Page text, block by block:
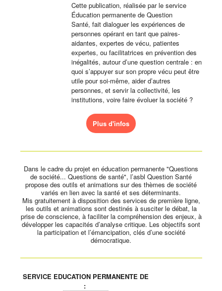
Cette publication, réalisée par le service
Éducation permanente de Question
Santé, fait dialoguer les expériences de
personnes opérant en tant que paires-
aidantes, expertes de vécu, patientes
expertes, ou facilitatrices en prévention des
inégalités, autour d’une question centrale : en
quoi s’appuyer sur son propre vécu peut être
utile pour soi-même, aider d’autres
personnes, et servir la collectivité, les
institutions, voire faire évoluer la société ?
Plus d'infos
Dans le cadre du projet en éducation permanente "Questions
de société... Questions de santé", l’asbl Question Santé
propose des outils et animations sur des thèmes de société
variés en lien avec la santé et ses déterminants.
Mis gratuitement à disposition des services de première ligne,
les outils et animations sont destinés à susciter le débat, la
prise de conscience, à faciliter la compréhension des enjeux, à
développer les capacités d’analyse critique. Les objectifs sont
la participation et l’émancipation, clés d’une société
démocratique.
SERVICE EDUCATION PERMANENTE DE
: